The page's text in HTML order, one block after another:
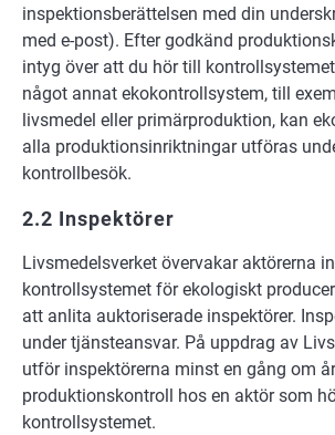
inspektionsberättelsen med din
med e-post). Efter godkänd
intyg över att du hör till
något annat ekokontrollsystem, till
livsmedel eller primärproduktion, kan
alla produktionsinriktningar utföras
kontrollbesök.
2.2 Inspektörer
Livsmedelsverket övervakar aktörerna
kontrollsystemet för ekologiskt
att anlita auktoriserade inspektörer.
under tjänsteansvar. På uppdrag av
utför inspektörerna minst en gång om
produktionskontroll hos en aktör som
kontrollsystemet.